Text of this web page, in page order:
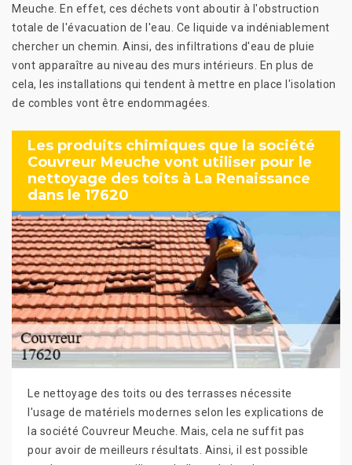
Meuche. En effet, ces déchets vont aboutir à l'obstruction
totale de l'évacuation de l'eau. Ce liquide va indéniablement
chercher un chemin. Ainsi, des infiltrations d'eau de pluie
vont apparaître au niveau des murs intérieurs. En plus de
cela, les installations qui tendent à mettre en place l'isolation
de combles vont être endommagées.
Les produits chimiques que la société
Couvreur Meuche vont utiliser pour le
nettoyage des toits à La Renaissance
dans le 17620
Le nettoyage des toits ou des terrasses nécessite
l'usage de matériels modernes selon les explications de
la société Couvreur Meuche. Mais, cela ne suffit pas
pour avoir de meilleurs résultats. Ainsi, il est possible